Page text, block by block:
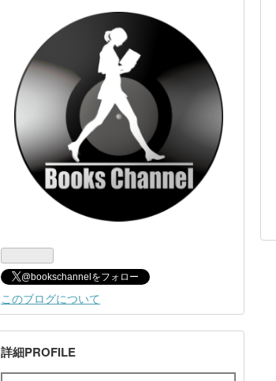
Pro
@bookschannelをフォロー
このブログについて
詳細PROFILE